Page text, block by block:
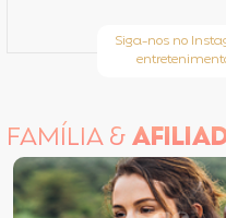
Siga-nos no
FAMÍLIA &